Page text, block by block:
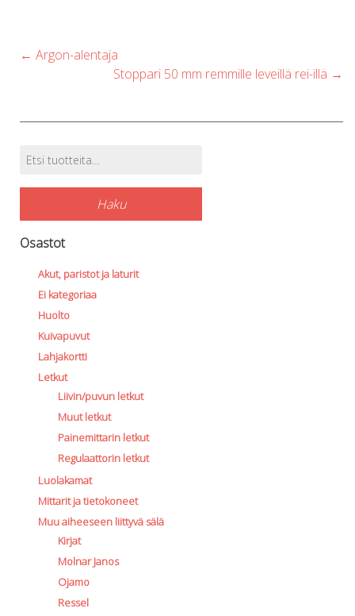
Post
← Argon-alentaja
Stoppari 50 mm remmille leveillä rei-illä →
Tuotehaku
Etsi:
Haku
Osastot
Akut, paristot ja laturit
Ei kategoriaa
Huolto
Kuivapuvut
Lahjakortti
Letkut
Liivin/puvun letkut
Muut letkut
Painemittarin letkut
Regulaattorin letkut
Luolakamat
Mittarit ja tietokoneet
Muu aiheeseen liittyvä sälä
Kirjat
Molnar Janos
Ojamo
Ressel